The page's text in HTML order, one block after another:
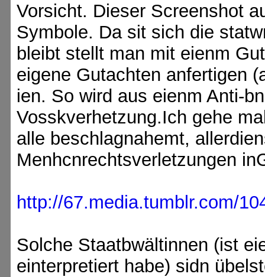
Vorsicht. Dieser Screenshot
Symbole. Da sit sich die
bleibt stellt man mit eienm
eigene Gutachten anfertigen
ien. So wird aus eienm Anti-
Vosskverhetzung.Ich gehe
alle beschlagnahemt,
Menhcnrechtsverletzungen
http://67.media.tumblr.com/
Solche Staatbwältinnen (ist
einterpretiert habe) sidn